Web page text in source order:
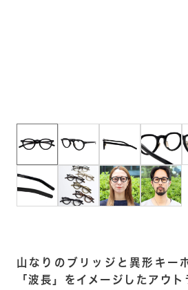
山なりのブリッジと異形キー
「波長」をイメージしたアウ